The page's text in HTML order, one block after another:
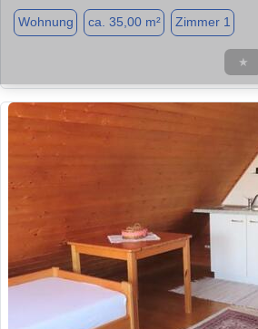
Wohnung ca. 35,00 m² Zimmer 1
★